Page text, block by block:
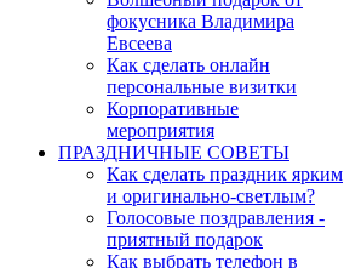
фокусника Владимира
Евсеева
Как сделать онлайн
персональные визитки
Корпоративные
мероприятия
ПРАЗДНИЧНЫЕ СОВЕТЫ
Как сделать праздник ярким
и оригинально-светлым?
Голосовые поздравления -
приятный подарок
Как выбрать телефон в